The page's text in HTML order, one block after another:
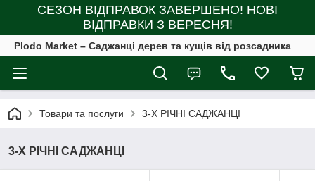
СЕЗОН ВІДПРАВОК ЗАВЕРШЕНО! НОВІ
ВІДПРАВКИ З ВЕРЕСНЯ!
Plodo Market – Саджанці дерев та кущів від розсадника
Товари та послуги 3-Х РІЧНІ САДЖАНЦІ
3-Х РІЧНІ САДЖАНЦІ